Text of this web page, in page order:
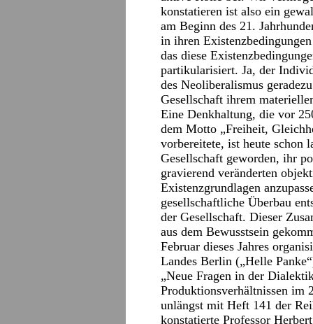
konstatieren ist also ein
am Beginn des 21.
in ihren
das diese
partikularisiert. Ja, der
des Neoliberalismus
Gesellschaft ihrem
Eine Denkhaltung, die vor
dem Motto „Freiheit,
vorbereitete, ist heute schon
Gesellschaft geworden, ihr
gravierend veränderten
Existenzgrundlagen
gesellschaftliche Überbau
der Gesellschaft. Dieser
aus dem Bewusstsein
Februar dieses Jahres
Landes Berlin („Helle
„Neue Fragen in der
Produktionsverhältnissen im
unlängst mit Heft 141 der
konstatierte Professor